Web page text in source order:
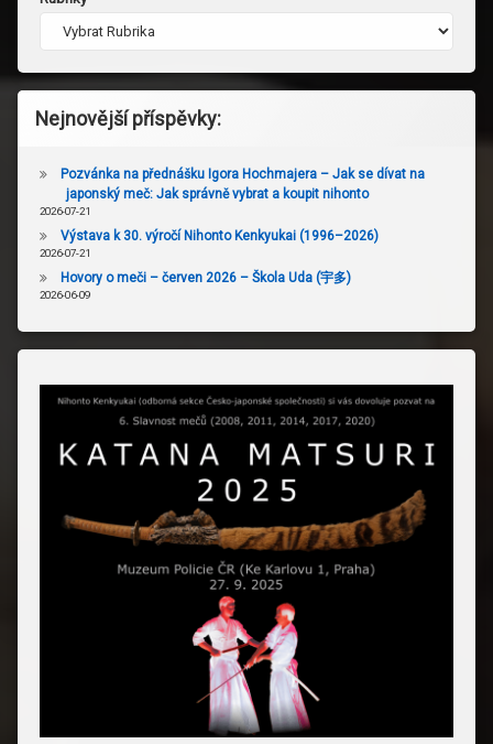
Nejnovější příspěvky:
Pozvánka na přednášku Igora Hochmajera – Jak se dívat na
japonský meč: Jak správně vybrat a koupit nihonto
2026-07-21
Výstava k 30. výročí Nihonto Kenkyukai (1996–2026)
2026-07-21
Hovory o meči – červen 2026 – Škola Uda (宇多)
2026-06-09